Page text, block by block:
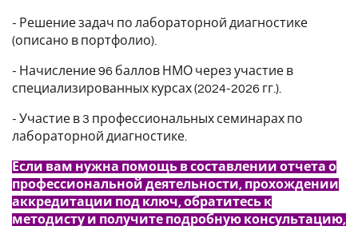
- Решение задач по лабораторной диагностике
(описано в портфолио).
- Начисление 96 баллов НМО через участие в
специализированных курсах (2024-2026 гг.).
- Участие в 3 профессиональных семинарах по
лабораторной диагностике.
Если вам нужна помощь в составлении отчета о
профессиональной деятельности, прохождении
аккредитации под ключ, обратитесь к
методисту и получите подробную консультацию,